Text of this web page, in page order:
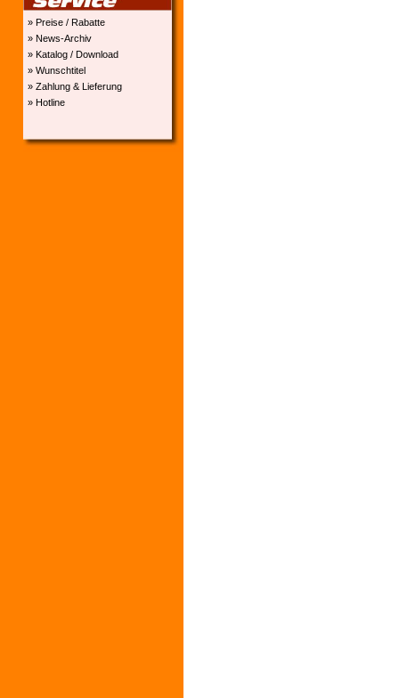
» Preise / Rabatte
» News-Archiv
» Katalog / Download
» Wunschtitel
» Zahlung & Lieferung
» Hotline